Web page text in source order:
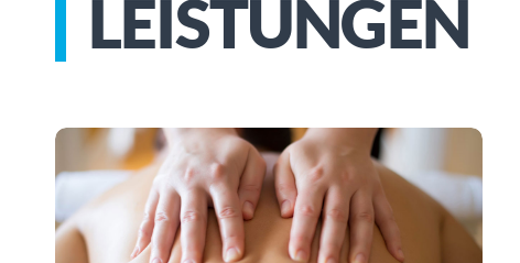
LEISTUNGEN